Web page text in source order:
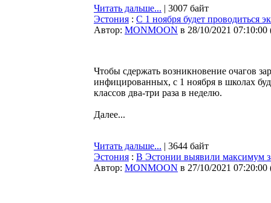
Читать дальше... | 3007 байт
Эстония : С 1 ноября будет проводиться
Автор: MONMOON в 28/10/2021 07:10:00
Чтобы сдержать возникновение очагов
инфицированных, с 1 ноября в школах
классов два-три раза в неделю.
Далее...
Читать дальше... | 3644 байт
Эстония : В Эстонии выявили максимум
Автор: MONMOON в 27/10/2021 07:20:00